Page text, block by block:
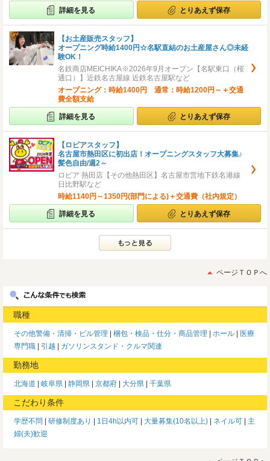
詳細を見る とりあえず保存
【お土産販売スタッフ】
オープニング時給1400円☆名駅直結のお土産屋さん◎未経
験OK！
名鉄商店MEICHIKA※2026年9月オープン【名駅東口（桜
通口）】近鉄名古屋線 近鉄名古屋駅など
オープニング：時給1400円 通常：時給1200円～＋交通
費全額支給
詳細を見る とりあえず保存
【ロピアスタッフ】
名古屋市熱田区に初出店！オープニングスタッフ大募集♪
髪色自由/週2～
ロピア 熱田店【その他熱田区】名古屋市営地下鉄名港線
日比野駅など
時給1140円～1350円(部門による)＋交通費（社内規定）
詳細を見る とりあえず保存
ページＴＯＰへ
職種
その他警備・清掃・ビル管理 梱包・検品・仕分・商品管理 ホール
医療
専門職
引越 ガソリンスタンド・クルマ関連
勤務地
北海道 岐阜県 静岡県 京都府 大分県 千葉県
こだわり条件
学歴不問 研修制度あり 1日4h以内可 大量募集(10名以上) ネイル可
主
婦(夫)歓迎